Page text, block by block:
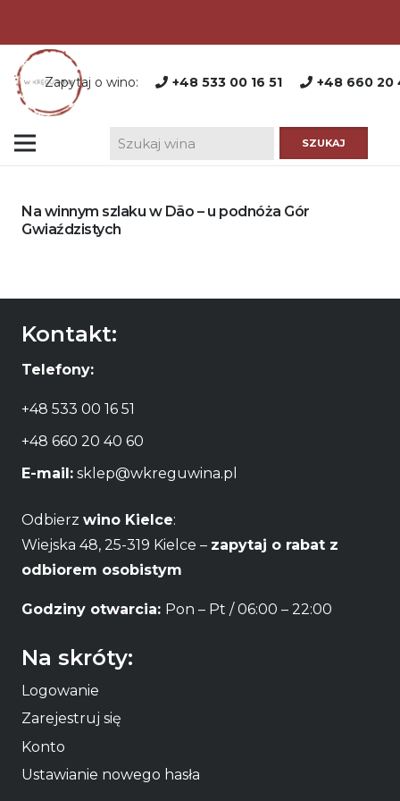
Zapytaj o wino: +48 533 00 16 51 +48 660 20
Na winnym szlaku w Dão – u podnóża Gór
Gwiaździstych
Kontakt:
Telefony:
+48 533 00 16 51
+48 660 20 40 60
E-mail: sklep@wkreguwina.pl
Odbierz wino Kielce:
Wiejska 48, 25-319 Kielce – zapytaj o rabat z
odbiorem osobistym
Godziny otwarcia: Pon – Pt / 06:00 – 22:00
Na skróty:
Logowanie
Zarejestruj się
Konto
Ustawianie nowego hasła